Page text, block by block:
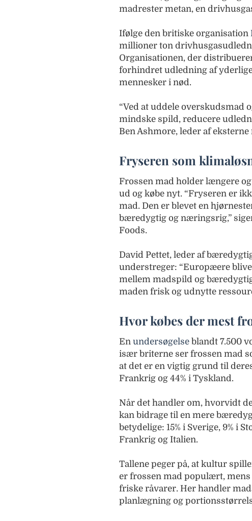
madrester metan, en
Ifølge den britiske organisation
millioner ton
Organisationen, der
forhindret udledning af
mennesker i nød.
“Ved at uddele overskudsmad
mindske spild, reducere
Ben Ashmore, leder af
Fryseren som
Frossen mad holder længere
ud og købe nyt. “Fryseren er
mad. Den er blevet en
bæredygtig og næringsrig,”
Foods.
David Pettet, leder af
understreger: “Europæere
mellem madspild og
maden frisk og udnytte
Hvor købes der mest
En undersøgelseblandt 7.500
især briterne ser frossen mad
at det er en vigtig grund til
Frankrig og 44% i Tyskland.
Når det handler om, hvorvidt
kan bidrage til en mere
betydelige: 15% i Sverige, 9% i
Frankrig og Italien.
Tallene peger på, at kultur
er frossen mad populært,
friske råvarer. Her handler
planlægning og